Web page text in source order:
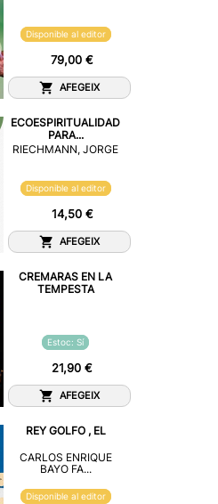
Disponible al editor
79,00 €
AFEGEIX
ECOESPIRITUALIDAD
PARA...
RIECHMANN, JORGE
Disponible al editor
14,50 €
AFEGEIX
CREMARAS EN LA
TEMPESTA
Estoc: Sí
21,90 €
AFEGEIX
REY GOLFO , EL
CARLOS ENRIQUE
BAYO FA...
Disponible al editor